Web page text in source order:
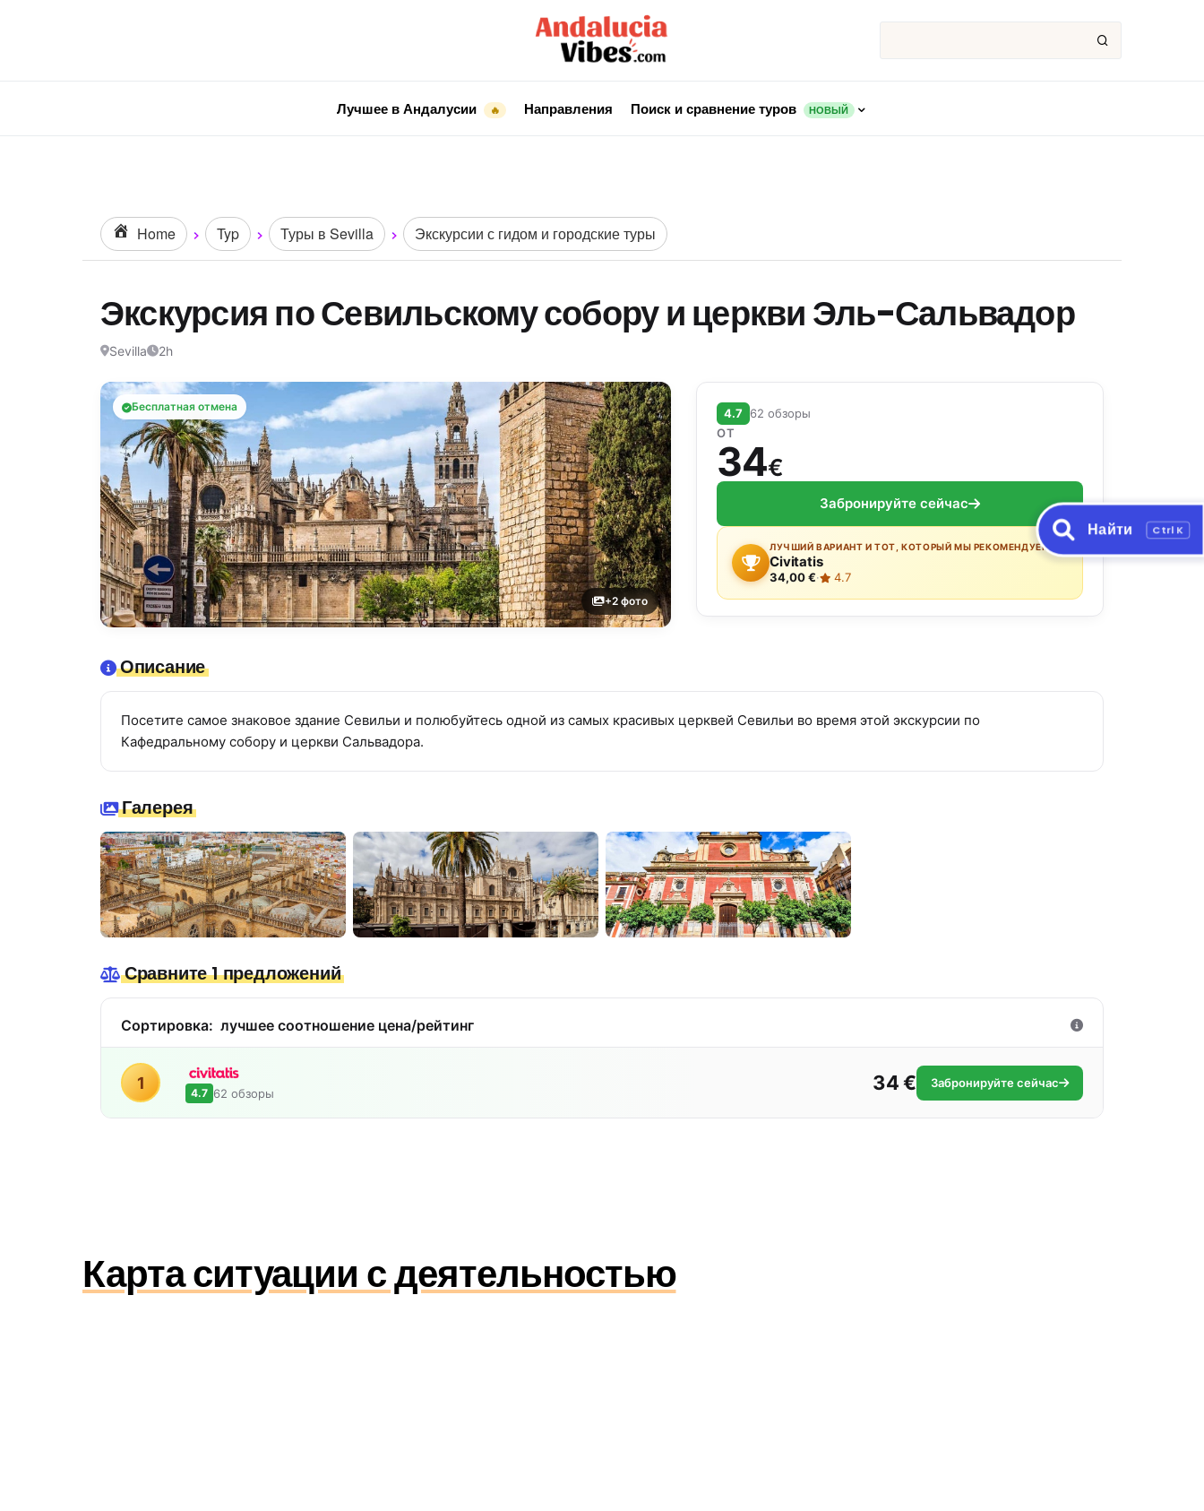
Лучшее в Андалусии 🔥 Направления Поиск и сравнение туров НОВЫЙ
Home Typ Туры в Sevilla Экскурсии с гидом и городские туры
Экскурсия по Севильскому собору и церкви Эль-Сальвадор
Sevilla 2h
Бесплатная отмена
+2 фото
4.7 62 обзоры
ОТ
34€
Забронируйте сейчас
ЛУЧШИЙ ВАРИАНТ И ТОТ, КОТОРЫЙ МЫ РЕКОМЕНДУЕМ:
Civitatis
34,00 €· 4.7
Описание
Посетите самое знаковое здание Севильи и полюбуйтесь одной из самых красивых церквей Севильи во время этой экскурсии по
Кафедральному собору и церкви Сальвадора.
Галерея
Сравните 1 предложений
Сортировка: лучшее соотношение цена/рейтинг
1
4.7 62 обзоры 34 € Забронируйте сейчас
Карта ситуации с деятельностью
Найти Ctrl K